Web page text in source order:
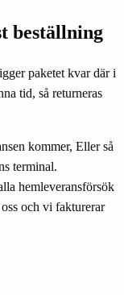
beställning
paketet kvar där i
tid, så returneras
kommer, Eller så
terminal.
hemleveransförsök
och vi fakturerar